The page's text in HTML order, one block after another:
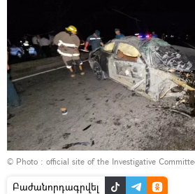
© Photo : official site of the Investigative
Բաժանորդագրվել